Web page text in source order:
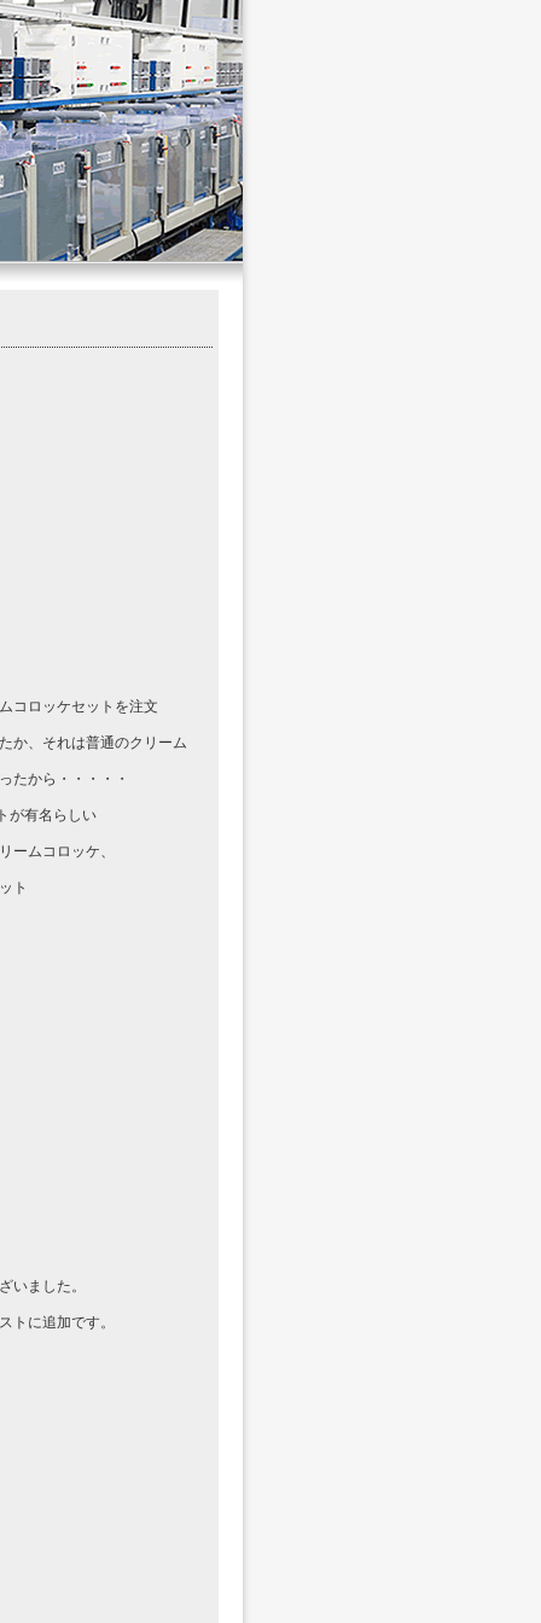
コロッケセットを注文
か、それは普通のクリーム
たから・・・・・
が有名らしい
ームコロッケ、
ト
いました。
トに追加です。